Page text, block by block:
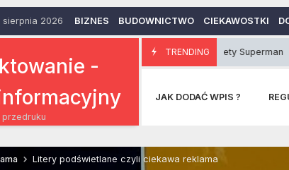
2026 BIZNES BUDOWNICTWO CIEKAWOSTKI
-
przedruku
TRENDING
Gadżety Superman 21
JAK DODAĆ WPIS ?
Litery podświetlane czyli ciekawa reklama